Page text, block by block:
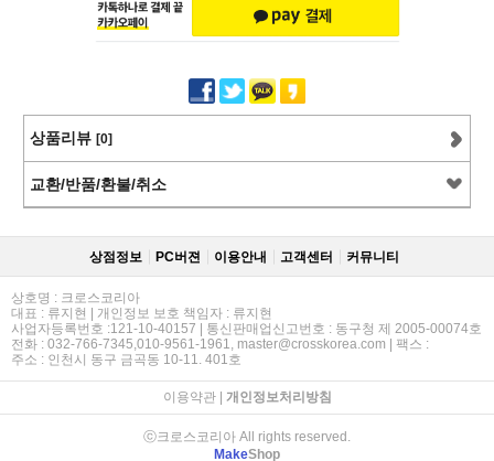
상품리뷰 [0]
교환/반품/환불/취소
상점정보 PC버젼 이용안내 고객센터 커뮤니티
상호명 : 크로스코리아
대표 : 류지현 | 개인정보 보호 책임자 : 류지현
사업자등록번호 :121-10-40157 | 통신판매업신고번호 : 동구청 제 2005-00074호
전화 : 032-766-7345,010-9561-1961, master@crosskorea.com | 팩스 :
주소 : 인천시 동구 금곡동 10-11. 401호
이용약관| 개인정보처리방침
ⓒ크로스코리아 All rights reserved.
MakeShop